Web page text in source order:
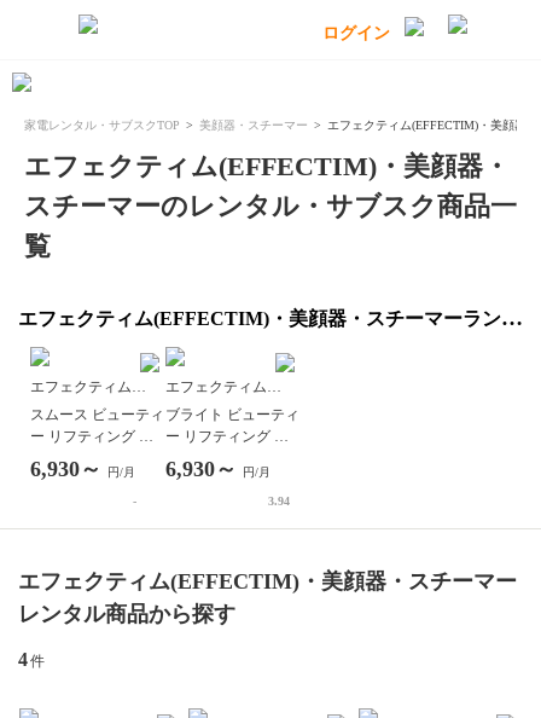
家電レンタル・サブスクTOP 美顔器・スチーマー エフェクティム(EFFECTIM)・美顔器
エフェクティム(EFFECTIM)・美顔器・
スチーマーのレンタル・サブスク商品一
覧
エフェクティム(EFFECTIM)・美顔器・スチーマーランキン
グ
エフェクティム
(EFFECTIM)
スムース ビューティ
ー リフティング ア
クティベーター
6,930～ 円/月
-
エフェクティム
(EFFECTIM)
ブライト ビューティ
ー リフティング ア
クティベーター
6,930～ 円/月
3.94
エフェクティム(EFFECTIM)・美顔器・スチーマー
レンタル商品から探す
4件